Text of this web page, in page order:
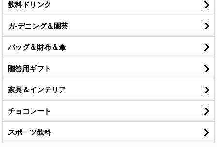
飲料ドリンク
ガ-デニング＆園芸
バッグ＆財布＆傘
贈答用ギフト
家具＆インテリア
チョコレート
スポーツ飲料